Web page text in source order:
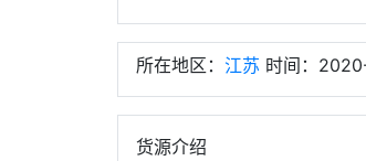
所在地区： 江苏 时间：
货源介绍